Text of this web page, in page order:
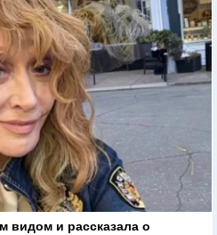
видом и рассказала о